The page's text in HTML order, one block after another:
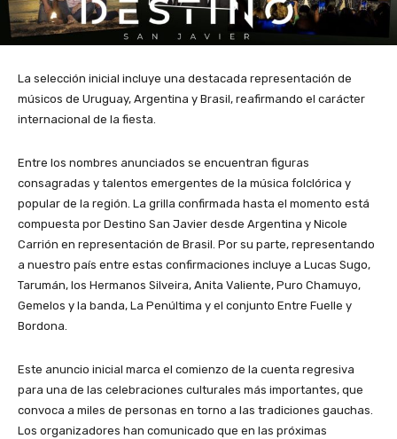
La selección inicial incluye una destacada representación de
músicos de Uruguay, Argentina y Brasil, reafirmando el carácter
internacional de la fiesta.
Entre los nombres anunciados se encuentran figuras
consagradas y talentos emergentes de la música folclórica y
popular de la región. La grilla confirmada hasta el momento está
compuesta por Destino San Javier desde Argentina y Nicole
Carrión en representación de Brasil. Por su parte, representando
a nuestro país entre estas confirmaciones incluye a Lucas Sugo,
Tarumán, los Hermanos Silveira, Anita Valiente, Puro Chamuyo,
Gemelos y la banda, La Penúltima y el conjunto Entre Fuelle y
Bordona.
Este anuncio inicial marca el comienzo de la cuenta regresiva
para una de las celebraciones culturales más importantes, que
convoca a miles de personas en torno a las tradiciones gauchas.
Los organizadores han comunicado que en las próximas